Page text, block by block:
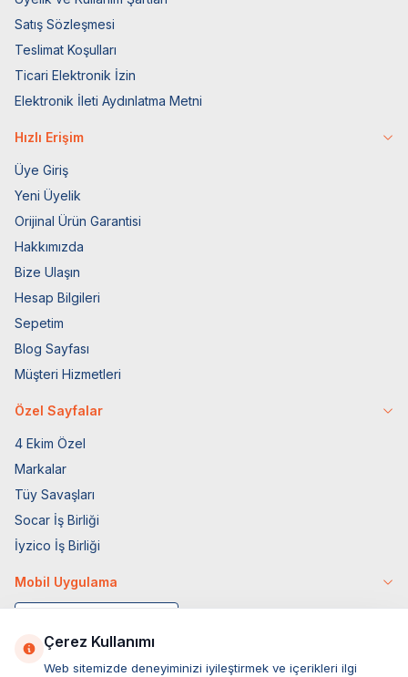
Satış Sözleşmesi
Teslimat Koşulları
Ticari Elektronik İzin
Elektronik İleti Aydınlatma Metni
Hızlı Erişim
Üye Giriş
Yeni Üyelik
Orijinal Ürün Garantisi
Hakkımızda
Bize Ulaşın
Hesap Bilgileri
Sepetim
Blog Sayfası
Müşteri Hizmetleri
Özel Sayfalar
4 Ekim Özel
Markalar
Tüy Savaşları
Socar İş Birliği
İyzico İş Birliği
Mobil Uygulama
Çerez Kullanımı
Web sitemizde deneyiminizi iyileştirmek ve içerikleri ilgi